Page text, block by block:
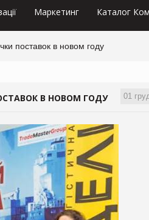
Маркетинг Каталог
поставок в новом году
01
В НОВОМ ГОДУ